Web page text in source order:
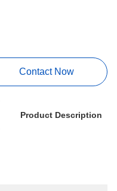
Contact Now
Product Description